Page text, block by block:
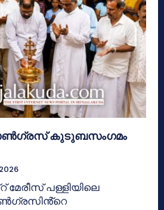
കുടുബസംഗമം
പള്ളിയിലെ